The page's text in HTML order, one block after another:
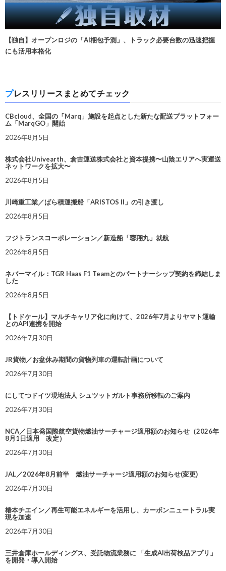
【独自】オープンロジの「AI梱包予測」、トラック必要台数の迅速把握
にも活用本格化
プレスリリースまとめてチェック
CBcloud、全国の「Marq」施設を起点とした新たな配送プラットフォー
ム「MarqGO」開始
2026年8月5日
株式会社Univearth、倉吉運送株式会社と資本提携〜山陰エリアへ実運送
ネットワークを拡大〜
2026年8月5日
川崎重工業／ばら積運搬船「ARISTOS II」の引き渡し
2026年8月5日
フジトランスコーポレーション／新造船「蓉翔丸」就航
2026年8月5日
ネバーマイル：TGR Haas F1 Teamとのパートナーシップ契約を締結しま
した
2026年8月5日
【トドケール】マルチキャリア化に向けて、2026年7月よりヤマト運輸
とのAPI連携を開始
2026年7月30日
JR貨物／お盆休み期間の貨物列車の運転計画について
2026年7月30日
にしてつドイツ現地法人 シュツットガルト事務所移転のご案内
2026年7月30日
NCA／日本発国際航空貨物燃油サーチャージ適用額のお知らせ（2026年
8月1日適用 改定）
2026年7月30日
JAL／2026年8月前半 燃油サーチャージ適用額のお知らせ(変更)
2026年7月30日
椿本チエイン／再生可能エネルギーを活用し、カーボンニュートラル実
現を加速
2026年7月30日
三井倉庫ホールディングス、受託物流業務に 「生成AI出荷検品アプリ」
を開発・導入開始